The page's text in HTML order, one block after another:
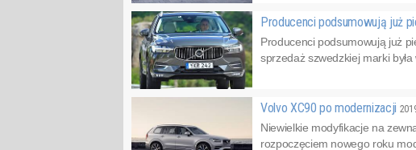
Producenci podsumowują już
Producenci podsumowują już
sprzedaż szwedzkiej marki
Volvo XC90 po modernizacji
Niewielkie modyfikacje na
rozpoczęciem nowego roku